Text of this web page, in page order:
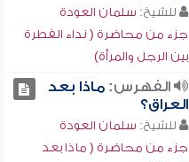
للشيخ: سلمان العودة
جزء من محاضرة ( نداء الفطرة
بين الرجل والمرأة)
الفهرس:ماذا بعد
العراق؟
للشيخ: سلمان العودة
جزء من محاضرة ( ماذا بعد